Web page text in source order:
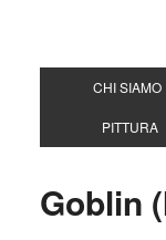
CHI SIAMO
PITTURA
Goblin